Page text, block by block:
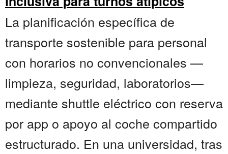
La planificación específica de
transporte sostenible para personal
con horarios no convencionales —
limpieza, seguridad, laboratorios—
mediante shuttle eléctrico con reserva
por app o apoyo al coche compartido
estructurado. En una universidad, tras